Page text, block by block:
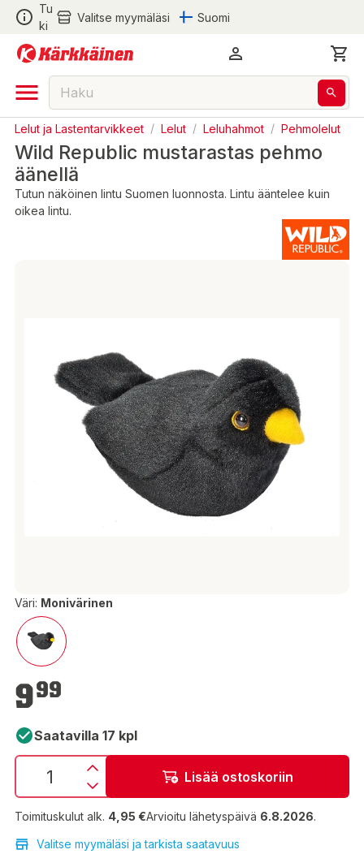
Tu
ki
Valitse myymäläsi Suomi
Lelut ja Lastentarvikkeet / Lelut / Leluhahmot / Pehmolelut
Wild Republic mustarastas pehmo
äänellä
Tutun näköinen lintu Suomen luonnosta. Lintu ääntelee kuin
oikea lintu.
Väri: Monivärinen
9,99 €
999
Saatavilla 17 kpl
Lisää ostoskoriin
Toimituskulut alk. 4,95 €Arvioitu lähetyspäivä 6.8.2026.
Valitse myymäläsi ja tarkista saatavuus